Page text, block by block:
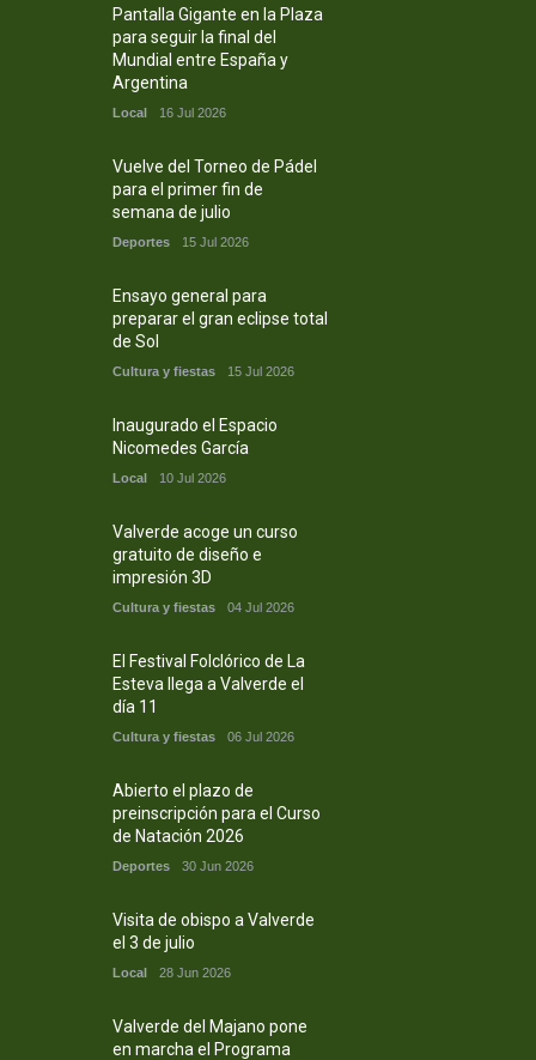
Pantalla Gigante en la Plaza
para seguir la final del
Mundial entre España y
Argentina
Local 16 Jul 2026
Vuelve del Torneo de Pádel
para el primer fin de
semana de julio
Deportes 15 Jul 2026
Ensayo general para
preparar el gran eclipse total
de Sol
Cultura y fiestas 15 Jul 2026
Inaugurado el Espacio
Nicomedes García
Local 10 Jul 2026
Valverde acoge un curso
gratuito de diseño e
impresión 3D
Cultura y fiestas 04 Jul 2026
El Festival Folclórico de La
Esteva llega a Valverde el
día 11
Cultura y fiestas 06 Jul 2026
Abierto el plazo de
preinscripción para el Curso
de Natación 2026
Deportes 30 Jun 2026
Visita de obispo a Valverde
el 3 de julio
Local 28 Jun 2026
Valverde del Majano pone
en marcha el Programa